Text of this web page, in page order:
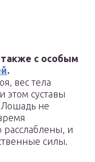
также с особым
.
вес тела
этом суставы
Лошадь не
и
силы.